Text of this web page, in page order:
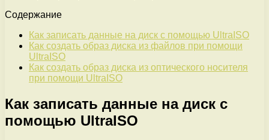
Содержание
Как записать данные на диск с помощью UltraISO
Как создать образ диска из файлов при помощи
UltraISO
Как создать образ диска из оптического носителя
при помощи UltraISO
Как записать данные на диск с
помощью UltraISO